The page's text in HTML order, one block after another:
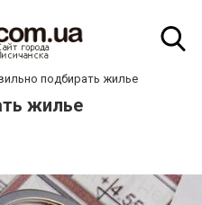
подбирать жилье
жилье